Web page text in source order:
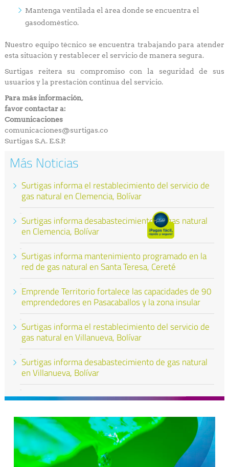
Mantenga ventilada el área donde se encuentra el
gasodoméstico.
Nuestro equipo técnico se encuentra trabajando para atender
esta situación y restablecer el servicio de manera segura.
Surtigas reitera su compromiso con la seguridad de sus
usuarios y la prestación continua del servicio.
Para más información,
favor contactar a:
Comunicaciones
comunicaciones@surtigas.co
Surtigas S.A. E.S.P.
Más Noticias
Surtigas informa el restablecimiento del servicio de
gas natural en Clemencia, Bolívar
Surtigas informa desabastecimiento de gas natural
en Clemencia, Bolívar
Surtigas informa mantenimiento programado en la
red de gas natural en Santa Teresa, Cereté
Emprende Territorio fortalece las capacidades de 90
emprendedores en Pasacaballos y la zona insular
Surtigas informa el restablecimiento del servicio de
gas natural en Villanueva, Bolívar
Surtigas informa desabastecimiento de gas natural
en Villanueva, Bolívar